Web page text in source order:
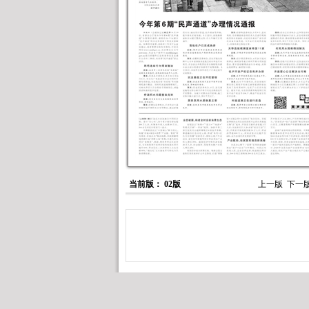
当前版： 02版 上一版 下一